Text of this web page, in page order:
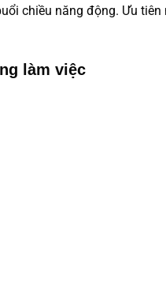
chiều năng động. Ưu tiên
làm việc